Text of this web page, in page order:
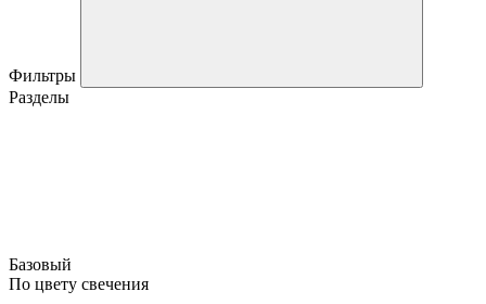
Фильтры
Разделы
Базовый
По цвету свечения